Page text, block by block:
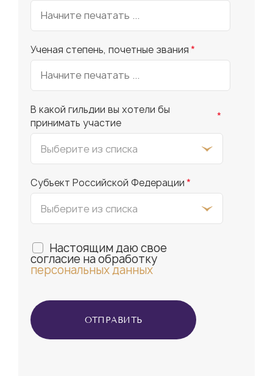
Ученая степень, почетные звания*
В какой гильдии вы хотели бы
принимать участие
*
Субъект Российской Федерации*
Настоящим даю свое
согласие на обработку
персональных данных